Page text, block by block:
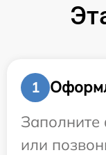
1
Заполните
или